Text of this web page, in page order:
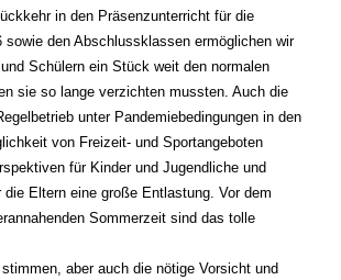
in den Präsenzunterricht für die
sowie den Abschlussklassen ermöglichen wir
Schülern ein Stück weit den normalen
sie so lange verzichten mussten. Auch die
unter Pandemiebedingungen in den
von Freizeit- und Sportangeboten
für Kinder und Jugendliche und
die Eltern eine große Entlastung. Vor dem
Sommerzeit sind das tolle
aber auch die nötige Vorsicht und